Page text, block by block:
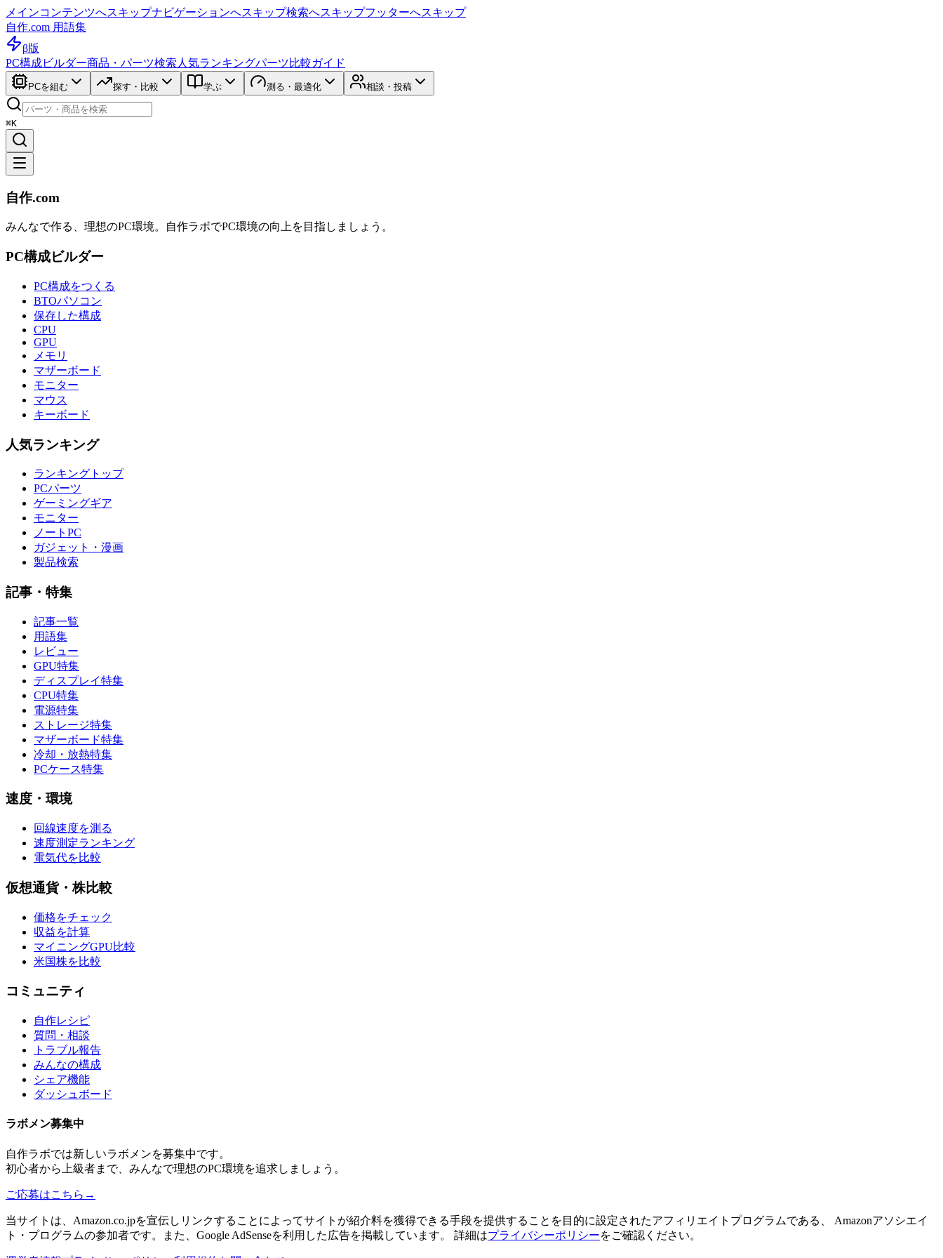
メインコンテンツへスキップナビゲーションへスキップ検索へスキップフッターへスキップ
自作.com 用語集
β版
PC構成ビルダー商品・パーツ検索 人気ランキングパーツ比較ガイド
PCを組む 探す・比較 学ぶ 測る・最適化 相談・投稿
⌘K
自作.com
みんなで作る、理想のPC環境。 自作ラボでPC環境の向上を目指しましょう。
PC構成ビルダー
PC構成をつくる
BTOパソコン
保存した構成
CPU
GPU
メモリ
マザーボード
モニター
マウス
キーボード
人気ランキング
ランキングトップ
PCパーツ
ゲーミングギア
モニター
ノートPC
ガジェット・漫画
製品検索
記事・特集
記事一覧
用語集
レビュー
GPU特集
ディスプレイ特集
CPU特集
電源特集
ストレージ特集
マザーボード特集
冷却・放熱特集
PCケース特集
速度・環境
回線速度を測る
速度測定ランキング
電気代を比較
仮想通貨・株比較
価格をチェック
収益を計算
マイニングGPU比較
米国株を比較
コミュニティ
自作レシピ
質問・相談
トラブル報告
みんなの構成
シェア機能
ダッシュボード
ラボメン募集中
自作ラボでは新しいラボメンを募集中です。
初心者から上級者まで、みんなで理想のPC環境を追求しましょう。
ご応募はこちら →
当サイトは、Amazon.co.jpを宣伝しリンクすることによってサイトが紹介料を獲得できる手段を提供することを目的に設定されたアフィリエイトプログラムである、 Amazonアソシエイ
ト・プログラムの参加者です。また、Google AdSenseを利用した広告を掲載しています。 詳細はプライバシーポリシーをご確認ください。